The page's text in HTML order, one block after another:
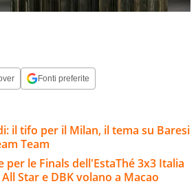
Fonti preferite
il tifo per il Milan, il tema su Baresi
Team
per le Finals dell'EstaThé 3x3 Italia
Star e DBK volano a Macao